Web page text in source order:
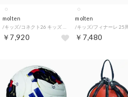
molten
￥7,920
molten
￥7,480